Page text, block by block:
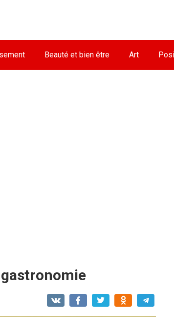
Beauté et bien être Art
gastronomie